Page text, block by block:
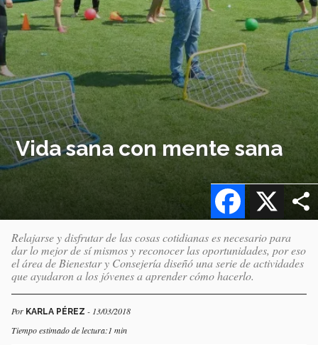
Vida sana con mente sana
X
Facebook
Relajarse y disfrutar de las cosas cotidianas es necesario para
dar lo mejor de sí mismos y reconocer las oportunidades, por eso
el área de Bienestar y Consejería diseñó una serie de actividades
que ayudaron a los jóvenes a aprender cómo hacerlo.
Por KARLA PÉREZ - 13/03/2018
Tiempo estimado de lectura:1 min